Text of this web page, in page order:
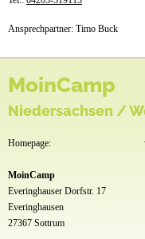
Ansprechpartner: Timo Buck
MoinCamp
Niedersachsen /
Homepage:
MoinCamp
Everinghauser Dorfstr. 17
Everinghausen
27367 Sottrum